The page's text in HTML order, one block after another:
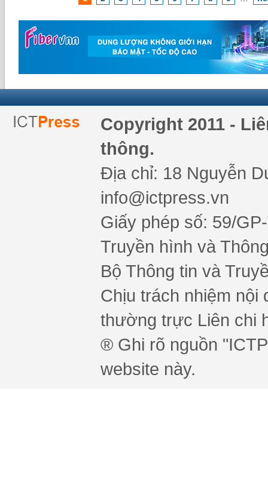
Copyright 2011 -
thông.
Địa chỉ: 18 Nguyễn
info@ictpress.vn
Giấy phép số: 59/
Truyền hình và
Bộ Thông tin và
Chịu trách nhiệm nội
thường trực Liên chi
® Ghi rõ nguồn
website này.